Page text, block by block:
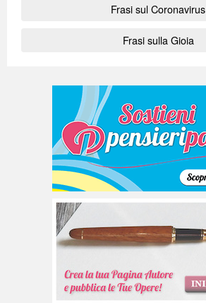
Frasi sul Coronavirus
Frasi sulla Gioia